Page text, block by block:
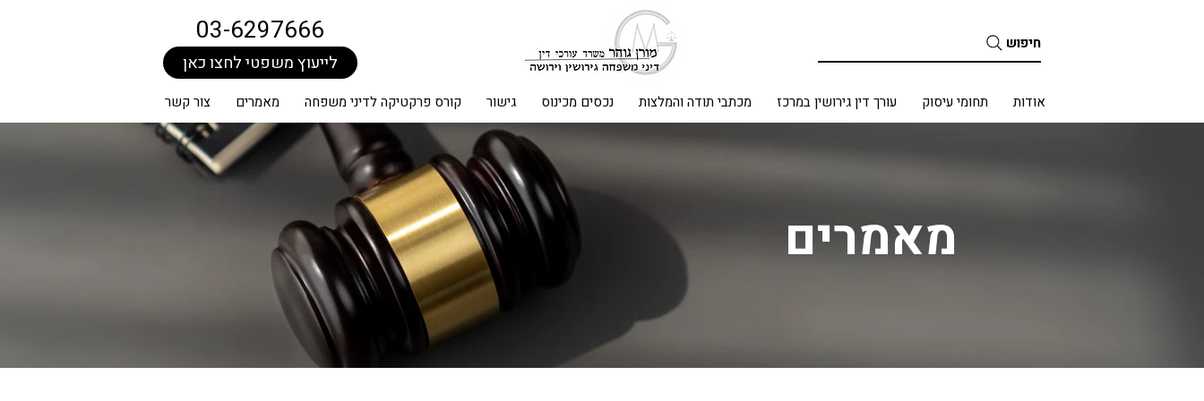
חיפוש 03-6297666
לייעוץ משפטי לחצו כאן
אודות תחומי עיסוק עורך דין גירושין במרכז מכתבי תודה והמלצות נכסים מכינוס גישור קורס פרקטיקה לדיני משפחה מאמרים צור קשר
מאמרים